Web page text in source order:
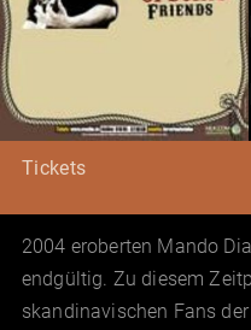
Tickets
2004 eroberten Mando
endgültig. Zu diesem
skandinavischen Fans